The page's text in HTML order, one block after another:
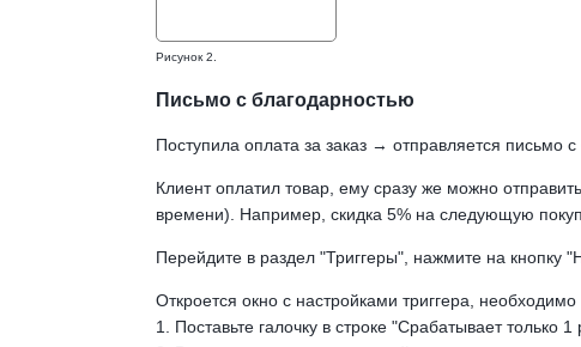
Рисунок 2.
Письмо с благодарностью
Поступила оплата за заказ → отправляется письмо с
Клиент оплатил товар, ему сразу же можно
времени). Например, скидка 5% на следующую
Перейдите в раздел "Триггеры", нажмите на кнопку
Откроется окно с настройками триггера,
1. Поставьте галочку в строке "Срабатывает только